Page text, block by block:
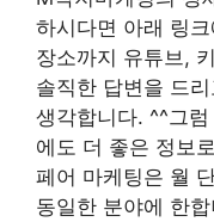
하시다면 아래 링
장소까지 유튜브,
솔직한 답변을 드
생각합니다. ^^그
에도 더 좋은 정보
페어 마케팅은 월
동일한 분야에 한